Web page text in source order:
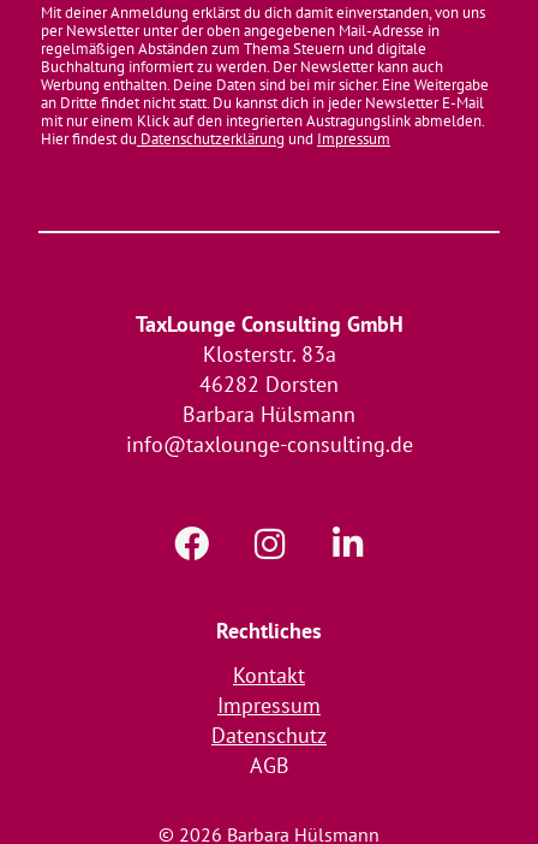
Mit deiner Anmeldung erklärst du dich damit einverstanden, von uns
per Newsletter unter der oben angegebenen Mail-Adresse in
regelmäßigen Abständen zum Thema Steuern und digitale
Buchhaltung informiert zu werden. Der Newsletter kann auch
Werbung enthalten. Deine Daten sind bei mir sicher. Eine Weitergabe
an Dritte findet nicht statt. Du kannst dich in jeder Newsletter E-Mail
mit nur einem Klick auf den integrierten Austragungslink abmelden.
Hier findest du Datenschutzerklärung und Impressum
TaxLounge Consulting GmbH
Klosterstr. 83a
46282 Dorsten
Barbara Hülsmann
info@taxlounge-consulting.de
Rechtliches
Kontakt
Impressum
Datenschutz
AGB
© 2026 Barbara Hülsmann